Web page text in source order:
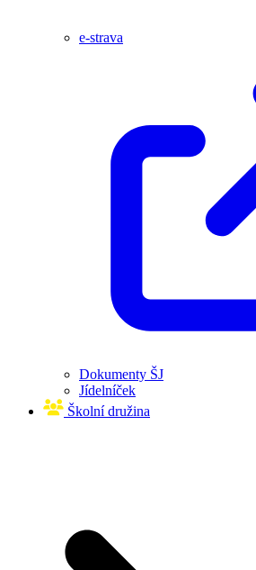
e-strava
Dokumenty ŠJ
Jídelníček
Školní družina